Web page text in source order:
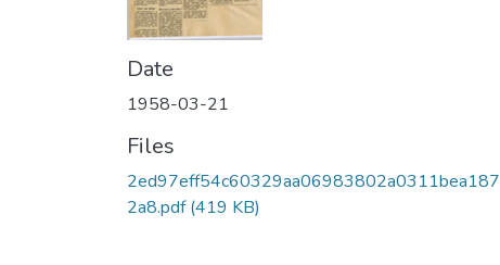
Date
1958-03-21
Files
2ed97eff54c60329aa06983802a0311bea187
2a8.pdf(419 KB)